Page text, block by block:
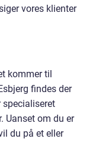
vores klienter
kommer til
findes der
specialiseret
Uanset om du er
du på et eller